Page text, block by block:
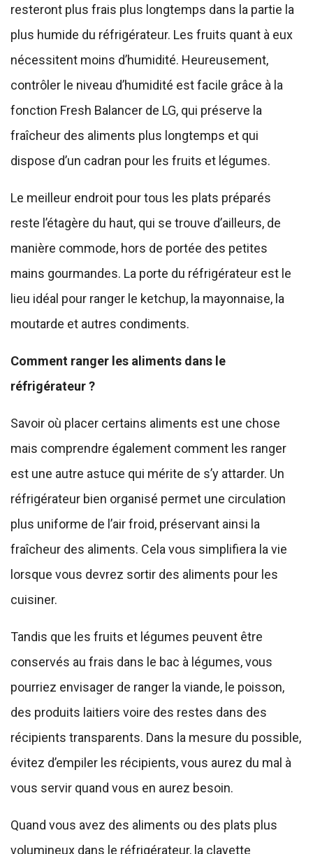
resteront plus frais plus longtemps dans la partie la
plus humide du réfrigérateur. Les fruits quant à eux
nécessitent moins d’humidité. Heureusement,
contrôler le niveau d’humidité est facile grâce à la
fonction Fresh Balancer de LG, qui préserve la
fraîcheur des aliments plus longtemps et qui
dispose d’un cadran pour les fruits et légumes.
Le meilleur endroit pour tous les plats préparés
reste l’étagère du haut, qui se trouve d’ailleurs, de
manière commode, hors de portée des petites
mains gourmandes. La porte du réfrigérateur est le
lieu idéal pour ranger le ketchup, la mayonnaise, la
moutarde et autres condiments.
Comment ranger les aliments dans le
réfrigérateur ?
Savoir où placer certains aliments est une chose
mais comprendre également comment les ranger
est une autre astuce qui mérite de s’y attarder. Un
réfrigérateur bien organisé permet une circulation
plus uniforme de l’air froid, préservant ainsi la
fraîcheur des aliments. Cela vous simplifiera la vie
lorsque vous devrez sortir des aliments pour les
cuisiner.
Tandis que les fruits et légumes peuvent être
conservés au frais dans le bac à légumes, vous
pourriez envisager de ranger la viande, le poisson,
des produits laitiers voire des restes dans des
récipients transparents. Dans la mesure du possible,
évitez d’empiler les récipients, vous aurez du mal à
vous servir quand vous en aurez besoin.
Quand vous avez des aliments ou des plats plus
volumineux dans le réfrigérateur, la clayette